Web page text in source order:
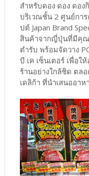
สำหรับดอง ดอง ดอง
บริเวณชั้น 2 ศูนย์การ
ปต์ Japan Brand
สินค้าจากญี่ปุ่นที่มีคุณ
ตำรับ พร้อมจัดวาง
บี เค เซ็นเตอร์ เพื่อ
ร้านอย่างใกล้ชิด ตล
เดลิก้า ที่นำเสนออา